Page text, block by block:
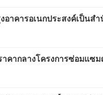
าคารอเนกประสงค์เป็นส
คากลางโครงการซ่อมแซ